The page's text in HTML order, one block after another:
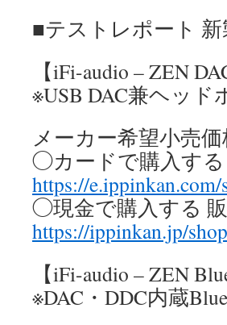
■テストレポート
【iFi-audio – ZEN
※USB DAC兼ヘッド
メーカー希望小売
◯カードで購入する
https://
◯現金で購入する
https://ippinkan.jp/
【iFi-audio – ZEN
※DAC・DDC内蔵